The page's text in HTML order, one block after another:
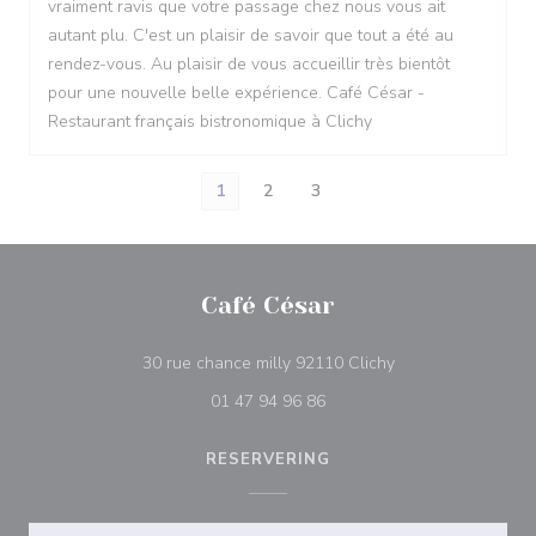
vraiment ravis que votre passage chez nous vous ait
autant plu. C'est un plaisir de savoir que tout a été au
rendez-vous. Au plaisir de vous accueillir très bientôt
pour une nouvelle belle expérience. Café César -
Restaurant français bistronomique à Clichy
1 2 3
Café César
30 rue chance milly 92110 Clichy((opent in een
01 47 94 96 86
RESERVERING